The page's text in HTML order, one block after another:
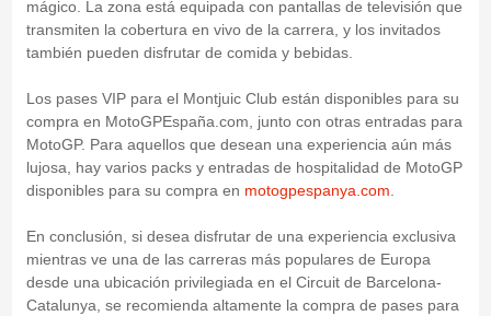
mágico. La zona está equipada con pantallas de televisión que
transmiten la cobertura en vivo de la carrera, y los invitados
también pueden disfrutar de comida y bebidas.
Los pases VIP para el Montjuic Club están disponibles para su
compra en MotoGPEspaña.com, junto con otras entradas para
MotoGP. Para aquellos que desean una experiencia aún más
lujosa, hay varios packs y entradas de hospitalidad de MotoGP
disponibles para su compra en motogpespanya.com
En conclusión, si desea disfrutar de una experiencia exclusiva
mientras ve una de las carreras más populares de Europa
desde una ubicación privilegiada en el Circuit de Barcelona-
Catalunya, se recomienda altamente la compra de pases para